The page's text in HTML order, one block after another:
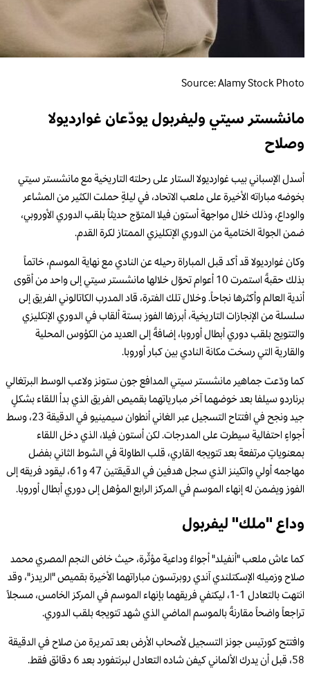
Source: Alamy Stock Photo
مانشستر سيتي وليفربول يودّعان غوارديولا
وصلاح
أسدل الإسباني بيب غوارديولا الستار على رحلته التاريخية مع مانشستر سيتي
بخوضه مباراته الأخيرة على ملعب الاتحاد، في ليلةٍ حملت الكثير من المشاعر
والوداع، وذلك خلال مواجهة أستون فيلا المتوّج حديثاً بلقب الدوري الأوروبي،
ضمن الجولة الختامية من الدوري الإنكليزي الممتاز لكرة القدم.
وكان غوارديولا قد أكد قبل المباراة رحيله عن النادي مع نهاية الموسم، خاتماً
بذلك حقبةً استمرت 10 أعوام تحوّل خلالها مانشستر سيتي إلى واحد من أقوى
أندية العالم وأكثرها نجاحاً. وخلال تلك الفترة، قاد المدرب الكاتالوني الفريق إلى
سلسلة من الإنجازات التاريخية، أبرزها الفوز بستة ألقاب في الدوري الإنكليزي
والتتويج بلقب دوري أبطال أوروبا، إضافةً إلى العديد من الكؤوس المحلية
والقارية التي رسخت مكانة النادي بين كبار أوروبا.
كما ودّعت جماهير مانشستر سيتي المدافع جون ستونز ولاعب الوسط البرتغالي
برناردو سيلفا بعد خوضهما آخر مبارياتهما بقميص الفريق الذي بدأ اللقاء بشكلٍ
جيد ونجح في افتتاح التسجيل عبر الغاني أنطوان سيمينيو في الدقيقة 23، وسط
أجواءٍ احتفالية سيطرت على المدرجات. لكن أستون فيلا، الذي دخل اللقاء
بمعنوياتٍ مرتفعة بعد تتويجه القاري، قلب الطاولة في الشوط الثاني بفضل
مهاجمه أولي واتكينز الذي سجل هدفين في الدقيقتين 47 و61، ليقود فريقه إلى
الفوز ويضمن له إنهاء الموسم في المركز الرابع المؤهل إلى دوري أبطال أوروبا.
وداع "ملك" ليفربول
كما عاش ملعب "أنفيلد" أجواءً وداعية مؤثّرة، حيث خاض النجم المصري محمد
صلاح وزميله الإسكتلندي آندي روبرتسون مباراتهما الأخيرة بقميص "الريدز"، وقد
انتهت بالتعادل 1-1، ليكتفي فريقهما بإنهاء الموسم في المركز الخامس، مسجلاً
تراجعاً واضحاً مقارنةً بالموسم الماضي الذي شهد تتويجه بلقب الدوري.
وافتتح كورتيس جونز التسجيل لأصحاب الأرض بعد تمريرة من صلاح في الدقيقة
58، قبل أن يدرك الألماني كيفن شاده التعادل لبرنتفورد بعد 6 دقائق فقط.